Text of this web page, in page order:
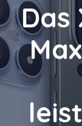
Das